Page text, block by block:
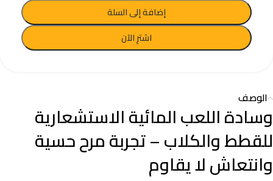
إضافة إلى السلة
اشترِ الآن
الوصف
وسادة اللعب المائية الاستشعارية
للقطط والكلاب – تجربة مرح حسية
وانتعاش لا يقاوم